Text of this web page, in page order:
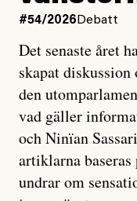
#54/2026 Debatt
Det senaste året
skapat diskussion
den
vad gäller
och Ninïan
artiklarna
undrar om